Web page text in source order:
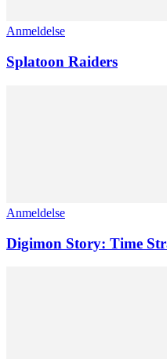
Anmeldelse
Splatoon Raiders
Anmeldelse
Digimon Story: Time